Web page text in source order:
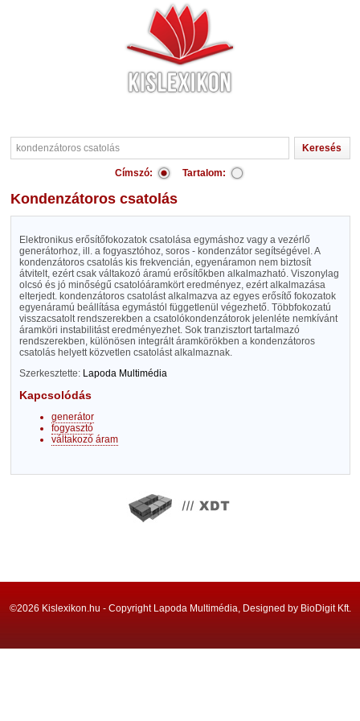
Címszó: Tartalom:
kondenzátoros csatolás
Elektronikus erősítőfokozatok csatolása egymáshoz vagy a vezérlő
generátorhoz, ill. a fogyasztóhoz, soros - kondenzátor segítségével. A
kondenzátoros csatolás kis frekvencián, egyenáramon nem biztosít
átvitelt, ezért csak váltakozó áramú erősítőkben alkalmazható. Viszonylag
olcsó és jó minőségű csatolóáramkört eredményez, ezért alkalmazása
elterjedt. kondenzátoros csatolást alkalmazva az egyes erősítő fokozatok
egyenáramú beállítása egymástól függetlenül végezhető. Többfokozatú
visszacsatolt rendszerekben a csatolókondenzátorok jelenléte nemkívánt
áramköri instabilitást eredményezhet. Sok tranzisztort tartalmazó
rendszerekben, különösen integrált áramkörökben a kondenzátoros
csatolás helyett közvetlen csatolást alkalmaznak.
Szerkesztette: Lapoda Multimédia
Kapcsolódás
generátor
fogyasztó
váltakozó áram
©2026 Kislexikon.hu - Copyright Lapoda Multimédia, Designed by BioDigit Kft.